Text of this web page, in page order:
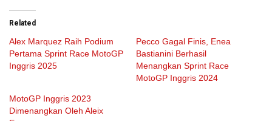
Related
Alex Marquez Raih Podium
Pertama Sprint Race MotoGP
Inggris 2025
Pecco Gagal Finis, Enea
Bastianini Berhasil
Menangkan Sprint Race
MotoGP Inggris 2024
MotoGP Inggris 2023
Dimenangkan Oleh Aleix